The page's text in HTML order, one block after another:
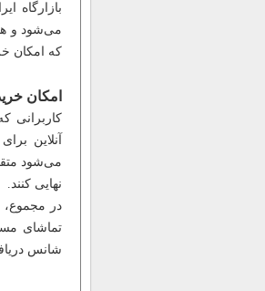
بازارگاه
می‌شود و
که امکان
امکان
کاربرانی
آنلاین
می‌شود
نهایی کنند.
در مجموع،
تماشای
شانس